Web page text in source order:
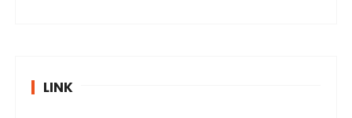
LINK